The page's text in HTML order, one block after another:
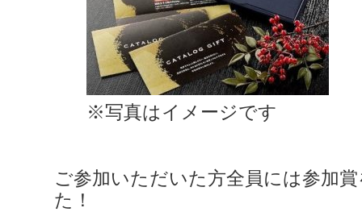
※写真はイメージです
ご参加いただいた方全員には参加
た！